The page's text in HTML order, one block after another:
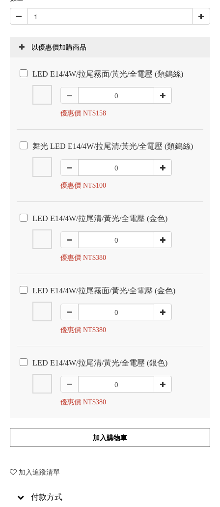
以優惠價加購商品
LED E14/4W/拉尾霧面/黃光/全電壓 (類鎢絲)
優惠價 NT$158
舞光 LED E14/4W/拉尾清/黃光/全電壓 (類鎢絲)
優惠價 NT$100
LED E14/4W/拉尾清/黃光/全電壓 (金色)
優惠價 NT$380
LED E14/4W/拉尾霧面/黃光/全電壓 (金色)
優惠價 NT$380
LED E14/4W/拉尾清/黃光/全電壓 (銀色)
優惠價 NT$380
加入購物車
加入追蹤清單
付款方式